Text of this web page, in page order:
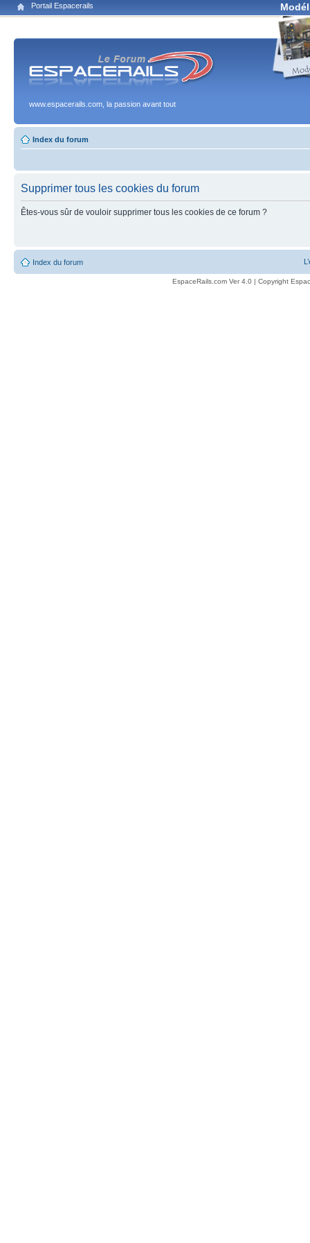
Portail Espacerails
www.espacerails.com, la passion avant tout
Index du forum
Supprimer tous les cookies du forum
Êtes-vous sûr de vouloir supprimer tous les cookies de ce forum ?
Index du forum
EspaceRails.com Ver 4.0 | Copyright